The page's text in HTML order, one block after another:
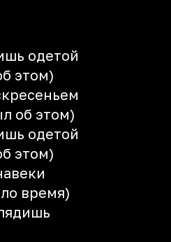
одетой
этом)
об этом)
одетой
этом)
время)